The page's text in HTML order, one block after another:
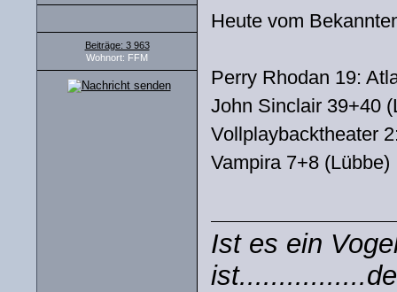
Beiträge: 3 963
Wohnort: FFM
Heute vom
Perry Rhodan 19:
John Sinclair 39+40
Vollplaybacktheater
Vampira 7+8 (Lübbe)
Ist es ein